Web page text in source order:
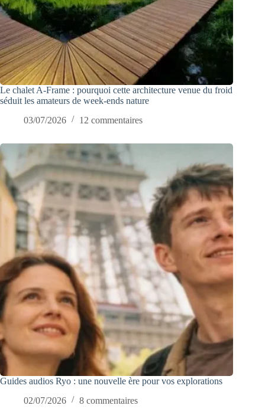
Le chalet A-Frame : pourquoi cette architecture venue du froid
séduit les amateurs de week-ends nature
03/07/2026
12 commentaires
Guides audios Ryo : une nouvelle ère pour vos explorations
02/07/2026
8 commentaires